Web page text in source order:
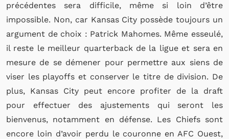
précédentes sera difficile, même si loin d’être
impossible. Non, car Kansas City possède toujours un
argument de choix : Patrick Mahomes. Même esseulé,
il reste le meilleur quarterback de la ligue et sera en
mesure de se démener pour permettre aux siens de
viser les playoffs et conserver le titre de division. De
plus, Kansas City peut encore profiter de la draft
pour effectuer des ajustements qui seront les
bienvenus, notamment en défense. Les Chiefs sont
encore loin d’avoir perdu le couronne en AFC Ouest,